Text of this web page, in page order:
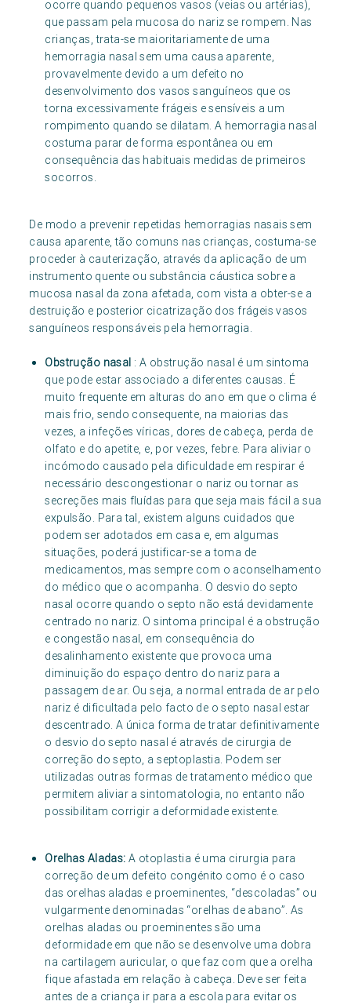
ocorre quando pequenos vasos (veias ou artérias),
que passam pela mucosa do nariz se rompem. Nas
crianças, trata-se maioritariamente de uma
hemorragia nasal sem uma causa aparente,
provavelmente devido a um defeito no
desenvolvimento dos vasos sanguíneos que os
torna excessivamente frágeis e sensíveis a um
rompimento quando se dilatam. A hemorragia nasal
costuma parar de forma espontânea ou em
consequência das habituais medidas de primeiros
socorros.
De modo a prevenir repetidas hemorragias nasais sem
causa aparente, tão comuns nas crianças, costuma-se
proceder à cauterização, através da aplicação de um
instrumento quente ou substância cáustica sobre a
mucosa nasal da zona afetada, com vista a obter-se a
destruição e posterior cicatrização dos frágeis vasos
sanguíneos responsáveis pela hemorragia.
Obstrução nasal : A obstrução nasal é um sintoma
que pode estar associado a diferentes causas. É
muito frequente em alturas do ano em que o clima é
mais frio, sendo consequente, na maiorias das
vezes, a infeções víricas, dores de cabeça, perda de
olfato e do apetite, e, por vezes, febre. Para aliviar o
incómodo causado pela dificuldade em respirar é
necessário descongestionar o nariz ou tornar as
secreções mais fluídas para que seja mais fácil a sua
expulsão. Para tal, existem alguns cuidados que
podem ser adotados em casa e, em algumas
situações, poderá justificar-se a toma de
medicamentos, mas sempre com o aconselhamento
do médico que o acompanha. O desvio do septo
nasal ocorre quando o septo não está devidamente
centrado no nariz. O sintoma principal é a obstrução
e congestão nasal, em consequência do
desalinhamento existente que provoca uma
diminuição do espaço dentro do nariz para a
passagem de ar. Ou seja, a normal entrada de ar pelo
nariz é dificultada pelo facto de o septo nasal estar
descentrado. A única forma de tratar definitivamente
o desvio do septo nasal é através de cirurgia de
correção do septo, a septoplastia. Podem ser
utilizadas outras formas de tratamento médico que
permitem aliviar a sintomatologia, no entanto não
possibilitam corrigir a deformidade existente.
Orelhas Aladas: A otoplastia é uma cirurgia para
correção de um defeito congénito como é o caso
das orelhas aladas e proeminentes, “descoladas” ou
vulgarmente denominadas “orelhas de abano”. As
orelhas aladas ou proeminentes são uma
deformidade em que não se desenvolve uma dobra
na cartilagem auricular, o que faz com que a orelha
fique afastada em relação à cabeça. Deve ser feita
antes de a criança ir para a escola para evitar os